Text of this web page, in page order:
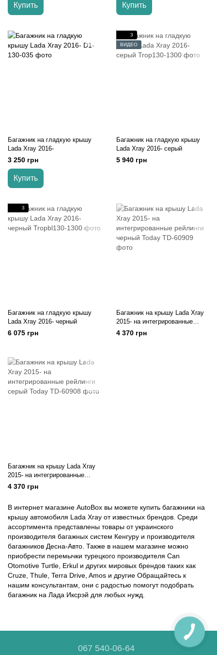
Купить Купить
Багажник на гладкую крышу
Lada Xray 2016-
3 250 грн
Купить
3
ВИДЕО
Багажник на гладкую крышу
Lada Xray 2016- серый
5 940 грн
3
Багажник на гладкую крышу
Lada Xray 2016- черный
6 075 грн
Багажник на крышу Lada Xray
2015- на интегрированные
рейлинги черный Today
4 370 грн
Багажник на крышу Lada Xray
2015- на интегрированные
рейлинги серый Today
4 370 грн
В интернет магазине AutoBox вы можете купить багажники на
крышу автомобиля Lada Xray от известных брендов. Среди
ассортимента представлены товары от украинского
производителя багажных систем Кенгуру и производителя
багажников Десна-Авто. Также в нашем магазине можно
приобрести перемычки турецкого производителя Can
Otomotive Turtle, Erkul и других мировых брендов таких как
Cruze, Thule, Terra Drive, Amos и другие Обращайтесь к
нашим консультантам, они с радостью помогут подобрать
багажник на Лада Иксрэй для любых нужд.
067 540-06-64